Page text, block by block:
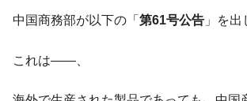
『Money1』
韓国･警察職員が「丸刈り
『Money1』
中国商務部が以下の「 第61号公告 」を出
これは――、